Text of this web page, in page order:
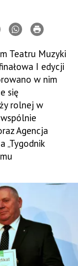
Teatru Muzyki
I edycji
w nim
się
rolnej w
Agencja
„Tygodnik